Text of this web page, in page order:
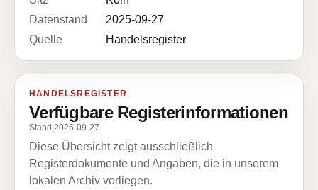
Datenstand
2025-09-27
Quelle
Handelsregister
HANDELSREGISTER
Verfügbare Registerinformationen
Stand 2025-09-27
Diese Übersicht zeigt ausschließlich
Registerdokumente und Angaben, die in unserem
lokalen Archiv vorliegen.